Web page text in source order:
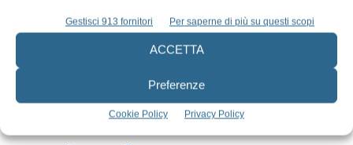
Gestisci 913 fornitori Per saperne di più su questi scopi
ACCETTA
Preferenze
Cookie Policy Privacy Policy
normative e leggi vigenti sulla sicurezza ed i requisiti minimi,
previa preventiva comunicazione all’Asl atta all’apertura degli gli
studi medici e dentistici monoprofessionali o associati. ●
Roma, 10 luglio 2014